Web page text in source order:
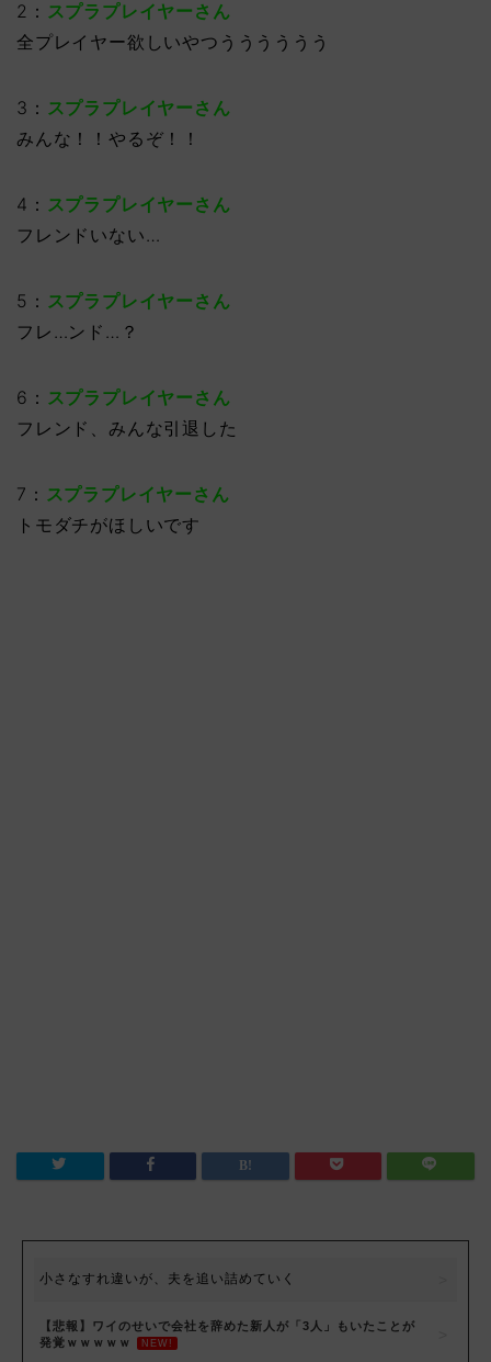
2： スプラプレイヤーさん
全プレイヤー欲しいやつうううううう
3： スプラプレイヤーさん
みんな！！やるぞ！！
4： スプラプレイヤーさん
フレンドいない…
5： スプラプレイヤーさん
フレ…ンド…？
6： スプラプレイヤーさん
フレンド、みんな引退した
7： スプラプレイヤーさん
トモダチがほしいです
小さなすれ違いが、夫を追い詰めていく
【悲報】ワイのせいで会社を辞めた新人が「3人」もいたことが
発覚ｗｗｗｗｗ
NEW!